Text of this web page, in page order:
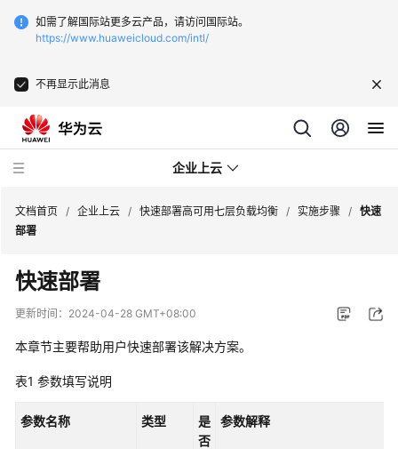
如需了解国际站更多云产品，请访问国际站。
https://www.huaweicloud.com/intl/
不再显示此消息
企业上云
SAP
监
控
CDN
载
速
文档首页 / 企业上云 / 快速部署高可用七层负载均衡 / 实施步骤 / 快速
部署
快速部署
更新时间： 2024-04-28 GMT+08:00
本章节主要帮助用户快速部署该解决方案。
表1 参数填写说明
参数名称 类型
是
否
参数解释